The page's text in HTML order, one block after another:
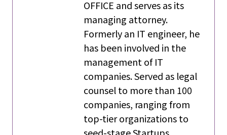
OFFICE and serves as its
managing attorney.
Formerly an IT engineer, he
has been involved in the
management of IT
companies. Served as legal
counsel to more than 100
companies, ranging from
top-tier organizations to
seed-stage Startups.